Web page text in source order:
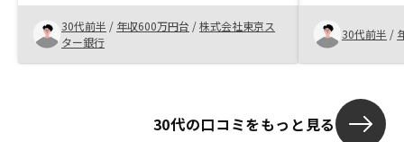
30代前半 / 年収600万円台 /株式会社東京ス
ター銀行
30代前半 /
30代の口コミをもっと見る